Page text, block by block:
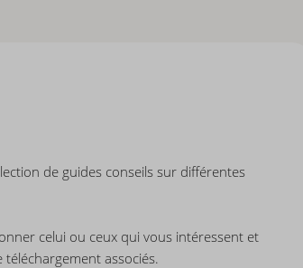
de guides conseils sur différentes
celui ou ceux qui vous intéressent et
associés.